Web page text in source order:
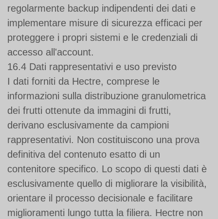
regolarmente backup indipendenti dei dati e
implementare misure di sicurezza efficaci per
proteggere i propri sistemi e le credenziali di
accesso all'account.
16.4 Dati rappresentativi e uso previsto
I dati forniti da Hectre, comprese le
informazioni sulla distribuzione granulometrica
dei frutti ottenute da immagini di frutti,
derivano esclusivamente da campioni
rappresentativi. Non costituiscono una prova
definitiva del contenuto esatto di un
contenitore specifico. Lo scopo di questi dati è
esclusivamente quello di migliorare la visibilità,
orientare il processo decisionale e facilitare
miglioramenti lungo tutta la filiera. Hectre non